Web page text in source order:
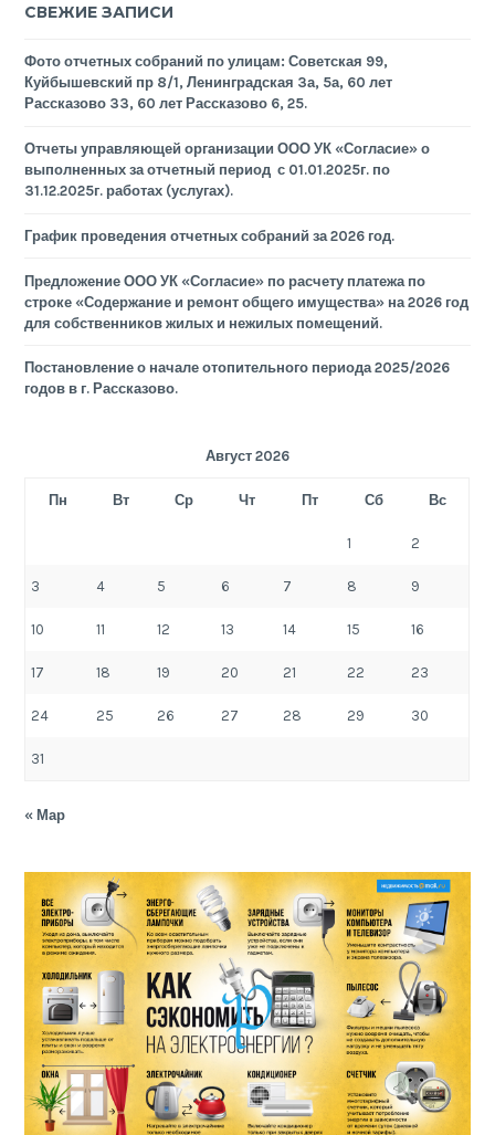
СВЕЖИЕ ЗАПИСИ
Фото отчетных собраний по улицам: Советская 99,
Куйбышевский пр 8/1, Ленинградская 3а, 5а, 60 лет
Рассказово 33, 60 лет Рассказово 6, 25.
Отчеты управляющей организации ООО УК «Согласие» о
выполненных за отчетный период с 01.01.2025г. по
31.12.2025г. работах (услугах).
График проведения отчетных собраний за 2026 год.
Предложение ООО УК «Согласие» по расчету платежа по
строке «Содержание и ремонт общего имущества» на 2026 год
для собственников жилых и нежилых помещений.
Постановление о начале отопительного периода 2025/2026
годов в г. Рассказово.
Август 2026
Пн Вт Ср Чт Пт Сб Вс
1 2
3 4 5 6 7 8 9
10 11 12 13 14 15 16
17 18 19 20 21 22 23
24 25 26 27 28 29 30
31
« Мар